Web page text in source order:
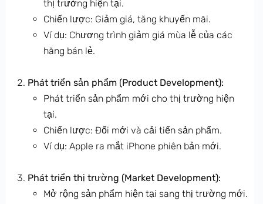
thị trường hiện tại.
Chiến lược: Giảm giá, tăng khuyến mãi.
Ví dụ: Chương trình giảm giá mùa lễ của các
hãng bán lẻ.
Phát triển sản phẩm (Product Development):
Phát triển sản phẩm mới cho thị trường hiện
tại.
Chiến lược: Đổi mới và cải tiến sản phẩm.
Ví dụ: Apple ra mắt iPhone phiên bản mới.
Phát triển thị trường (Market Development):
Mở rộng sản phẩm hiện tại sang thị trường mới.